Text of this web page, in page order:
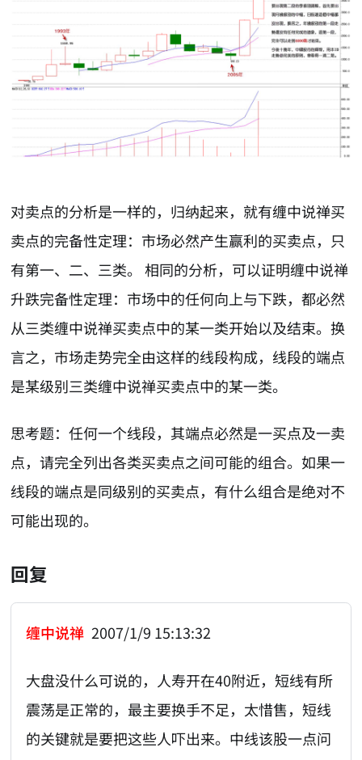
对卖点的分析是一样的，归纳起来，就有缠中说禅买
卖点的完备性定理：市场必然产生赢利的买卖点，只
有第一、二、三类。 相同的分析，可以证明缠中说禅
升跌完备性定理：市场中的任何向上与下跌，都必然
从三类缠中说禅买卖点中的某一类开始以及结束。换
言之，市场走势完全由这样的线段构成，线段的端点
是某级别三类缠中说禅买卖点中的某一类。
思考题：任何一个线段，其端点必然是一买点及一卖
点，请完全列出各类买卖点之间可能的组合。如果一
线段的端点是同级别的买卖点，有什么组合是绝对不
可能出现的。
回复
缠中说禅 2007/1/9 15:13:32
大盘没什么可说的，人寿开在40附近，短线有所
震荡是正常的，最主要换手不足，太惜售，短线
的关键就是要把这些人吓出来。中线该股一点问